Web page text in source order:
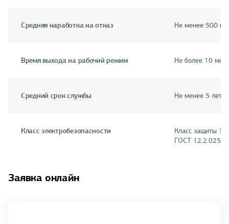
Средняя наработка на отказ Не менее 500
Время выхода на рабочий режим Не более 10 мин
Средний срок службы Не менее 5 лет
Класс электробезопасности
Класс защиты 1,
ГОСТ 12.2.025
Заявка онлайн